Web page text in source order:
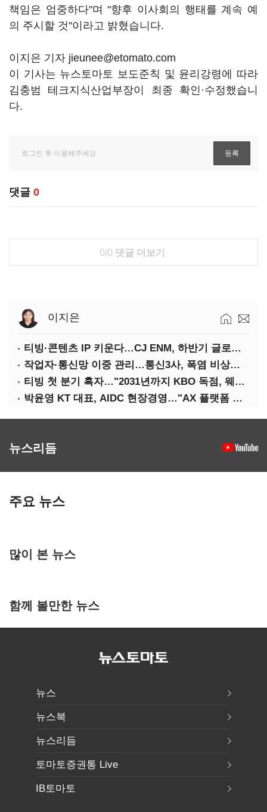
책임은 엄중하다"며 "향후 이사회의 행태를 계속 예
의 주시할 것"이라고 밝혔습니다.
이지은 기자 jieunee@etomato.com
이 기사는 뉴스토마토 보도준칙 및 윤리강령에 따라
김충범 테크지식산업부장이 최종 확인·수정했습니
다.
댓글 0
0/0 댓글 더보기
이지은
티빙·콘텐츠 IP 키운다…CJ ENM, 하반기 글로벌 확장 가속
작업자·통신망 이중 관리…통신3사, 폭염 비상대응 돌입
티빙 첫 분기 흑자…"2031년까지 KBO 독점, 웨이브 합병도 속도"
박윤영 KT 대표, AIDC 현장경영…"AX 플랫폼 핵심 인프라로 키운다"
뉴스리듬
주요 뉴스
많이 본 뉴스
함께 볼만한 뉴스
뉴스
뉴스북
뉴스리듬
토마토증권통 Live
IB토마토